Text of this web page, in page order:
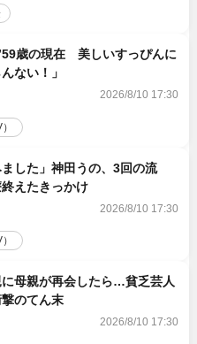
歳の現在 美しいすっぴんに
ない！」
2026/8/10 17:30
した」神田うの、3回の流
えたきっかけ
2026/8/10 17:30
母親が再会したら…貧乏芸人
のてん末
2026/8/10 17:30